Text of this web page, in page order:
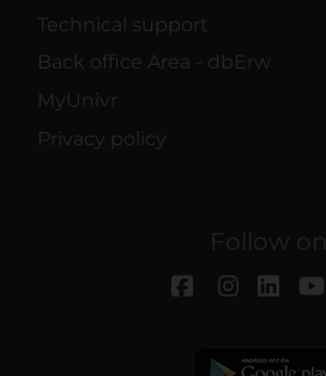
Technical support
Back office Area - dbErw
MyUnivr
Privacy policy
Follow on